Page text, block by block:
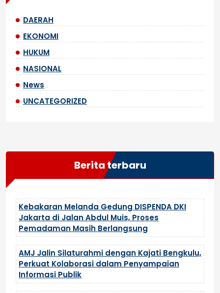
DAERAH
EKONOMI
HUKUM
NASIONAL
News
UNCATEGORIZED
Berita terbaru
Kebakaran Melanda Gedung DISPENDA DKI
Jakarta di Jalan Abdul Muis, Proses
Pemadaman Masih Berlangsung
AMJ Jalin Silaturahmi dengan Kajati Bengkulu,
Perkuat Kolaborasi dalam Penyampaian
Informasi Publik